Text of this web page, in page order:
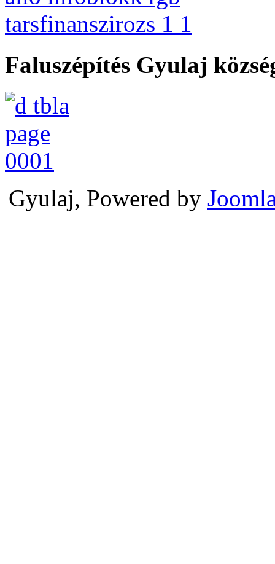
Faluszépítés Gyulaj
Gyulaj, Powered by